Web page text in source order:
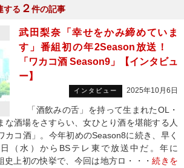
する ２件の記事
武田梨奈「幸せをかみ締めていま
す」番組初の年2Season放送！
「ワカコ酒 Season9」【インタビュ
ー】
インタビュー 2025年10月6日
「酒飲みの舌」を持って生まれたOL・
な酒場をさすらい、女ひとり酒を堪能する人
カコ酒」。今年初めのSeason8に続き、早く
（水）からBSテレ東で放送中だ。年に
史上初の快挙で、今回は地方ロ・・・続きを